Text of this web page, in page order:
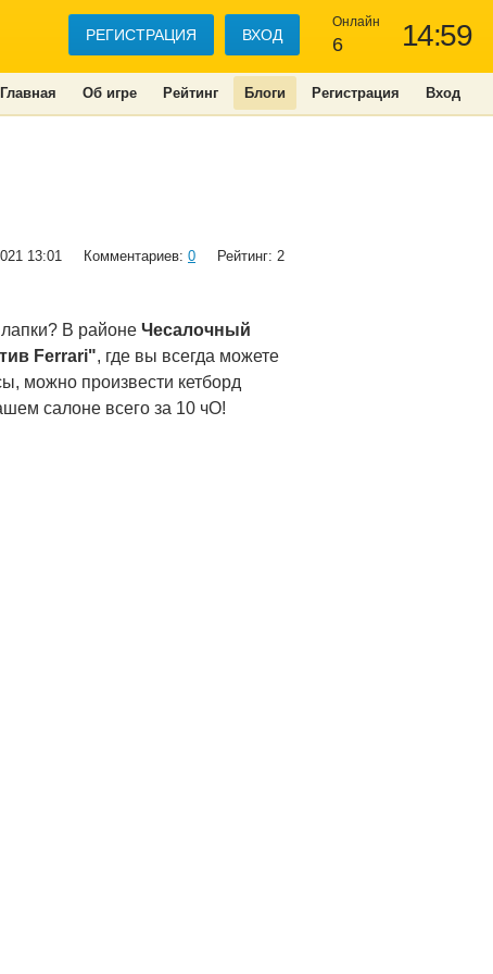
14:59
Онлайн
6
РЕГИСТРАЦИЯ ВХОД
Главная Об игре Рейтинг Блоги Регистрация Вход
13:01 Комментариев: 0 Рейтинг: 2
В районе Чесалочный
Ferrari", где вы всегда можете
можно произвести кетборд
салоне всего за 10 чО!